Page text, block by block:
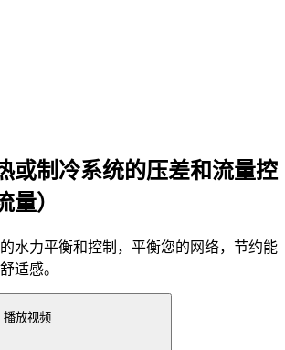
或制冷系统的压差和流量控
量）
水力平衡和控制，平衡您的网络，节约能
适感。
播放视频